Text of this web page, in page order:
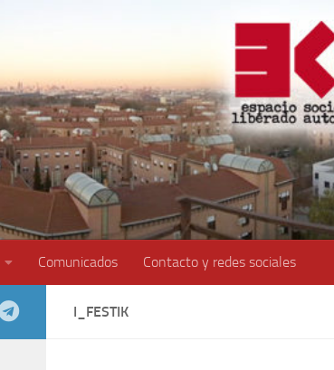
Comunicados Contacto y redes sociales
I_FESTIK